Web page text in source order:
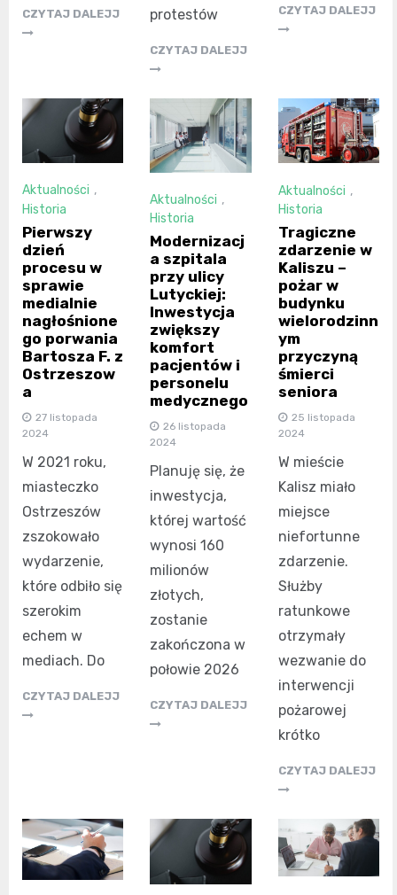
CZYTAJ DALEJJ
protestów
CZYTAJ DALEJJ
CZYTAJ DALEJJ
Aktualności ,
Historia
Pierwszy
dzień
procesu w
sprawie
medialnie
nagłośnione
go porwania
Bartosza F. z
Ostrzeszow
a
27 listopada
2024
W 2021 roku,
miasteczko
Ostrzeszów
zszokowało
wydarzenie,
które odbiło się
szerokim
echem w
mediach. Do
CZYTAJ DALEJJ
Aktualności ,
Historia
Modernizacj
a szpitala
przy ulicy
Lutyckiej:
Inwestycja
zwiększy
komfort
pacjentów i
personelu
medycznego
26 listopada
2024
Planuję się, że
inwestycja,
której wartość
wynosi 160
milionów
złotych,
zostanie
zakończona w
połowie 2026
CZYTAJ DALEJJ
Aktualności ,
Historia
Tragiczne
zdarzenie w
Kaliszu –
pożar w
budynku
wielorodzinn
ym
przyczyną
śmierci
seniora
25 listopada
2024
W mieście
Kalisz miało
miejsce
niefortunne
zdarzenie.
Służby
ratunkowe
otrzymały
wezwanie do
interwencji
pożarowej
krótko
CZYTAJ DALEJJ